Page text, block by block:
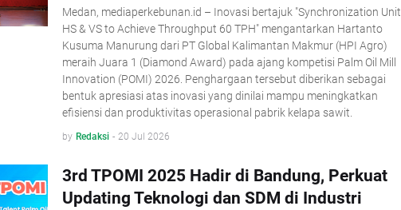
Medan, mediaperkebunan.id – Inovasi bertajuk "Synchronization Unit
HS & VS to Achieve Throughput 60 TPH" mengantarkan Hartanto
Kusuma Manurung dari PT Global Kalimantan Makmur (HPI Agro)
meraih Juara 1 (Diamond Award) pada ajang kompetisi Palm Oil Mill
Innovation (POMI) 2026. Penghargaan tersebut diberikan sebagai
bentuk apresiasi atas inovasi yang dinilai mampu meningkatkan
efisiensi dan produktivitas operasional pabrik kelapa sawit.
by Redaksi - 20 Jul 2026
3rd TPOMI 2025 Hadir di Bandung, Perkuat
Updating Teknologi dan SDM di Industri